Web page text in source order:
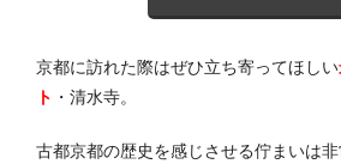
京都に訪れた際はぜひ立ち寄ってほしい
ト ・清水寺。
古都京都の歴史を感じさせる佇まいは非